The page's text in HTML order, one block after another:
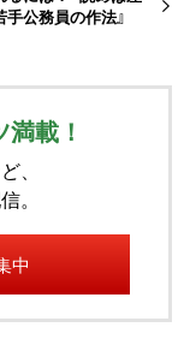
公務員の作法』
載！
、
。
中